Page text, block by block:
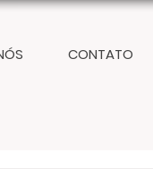
CONTATO